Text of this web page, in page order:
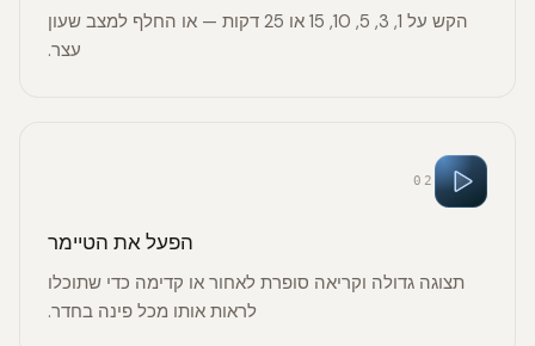
הקש על 1, 3, 5, 10, 15 או 25 דקות — או החלף למצב שעון
עצר.
02
הפעל את הטיימר
תצוגה גדולה וקריאה סופרת לאחור או קדימה כדי שתוכלו
לראות אותו מכל פינה בחדר.